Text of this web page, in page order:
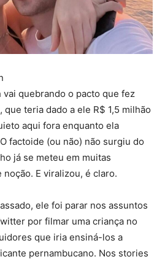
vai quebrando o pacto que fez
que teria dado a ele R$ 1,5 milhão
aqui fora enquanto ela
factoide (ou não) não surgiu do
já se meteu em muitas
E viralizou, é claro.
ele foi parar nos assuntos
por filmar uma criança no
que iria ensiná-los a
pernambucano. Nos stories